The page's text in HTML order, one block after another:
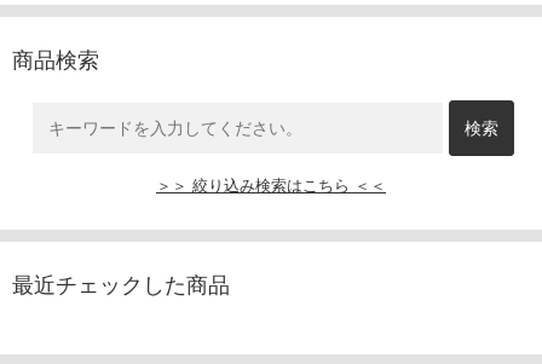
商品検索
＞＞ 絞り込み検索はこちら ＜＜
最近チェックした商品